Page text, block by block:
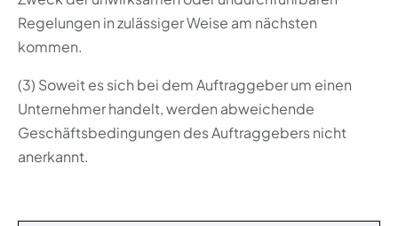
Regelungen in zulässiger Weise am nächsten
kommen.
(3) Soweit es sich bei dem Auftraggeber um einen
Unternehmer handelt, werden abweichende
Geschäftsbedingungen des Auftraggebers nicht
anerkannt.